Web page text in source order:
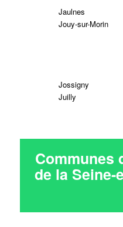
Jaulnes
Jouy-sur-Morin
Jossigny
Juilly
Communes
de la Seine-